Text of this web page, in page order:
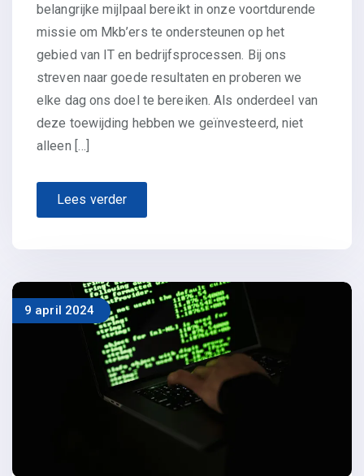
belangrijke mijlpaal bereikt in onze voortdurende
missie om Mkb’ers te ondersteunen op het
gebied van IT en bedrijfsprocessen. Bij ons
streven naar goede resultaten en proberen we
elke dag ons doel te bereiken. Als onderdeel van
deze toewijding hebben we geïnvesteerd, niet
alleen […]
Lees verder
9 april 2024